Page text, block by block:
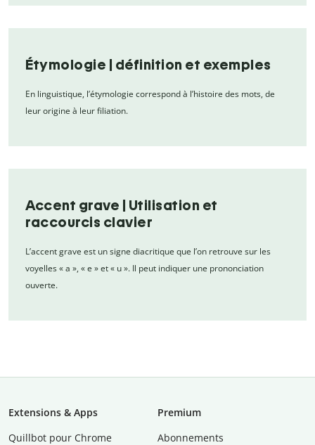
Étymologie | définition et exemples
En linguistique, l’étymologie correspond à l’histoire des mots, de
leur origine à leur filiation.
Accent grave | Utilisation et
raccourcis clavier
L’accent grave est un signe diacritique que l’on retrouve sur les
voyelles « a », « e » et « u ». Il peut indiquer une prononciation
ouverte.
Extensions & Apps
Quillbot pour Chrome
Premium
Abonnements